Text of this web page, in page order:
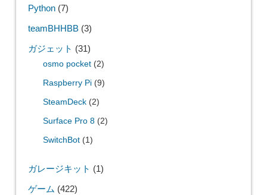
Python(7)
teamBHHBB(3)
ガジェット (31)
osmo pocket(2)
Raspberry Pi(9)
SteamDeck(2)
Surface Pro 8(2)
SwitchBot(1)
ガレージキット (1)
ゲーム (422)